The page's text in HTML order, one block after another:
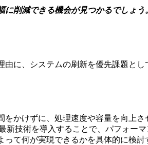
削減できる機会が見つかるでしょ
に、システムの刷新を優先課題と
かけずに、処理速度や容量を向上
技術を導入することで、パフォー
て何が実現できるかを具体的に検討